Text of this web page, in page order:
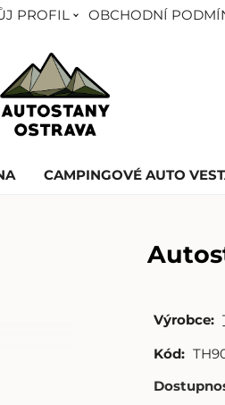
PROFIL OBCHODNÍ
CAMPINGOVÉ AUTO
Výrobce:
Kód: